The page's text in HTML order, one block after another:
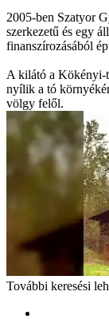
2005-ben Szatyor
szerkezetű és egy
finanszírozásából
A kilátó a Kökényi-
nyílik a tó
völgy felől.
További keresési